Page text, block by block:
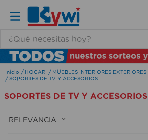
HOGAR
MUEBLES INTERIORES EXTERIORES
SOPORTES DE TV Y ACCESORIOS
SOPORTES DE TV Y ACCESORIOS
RELEVANCIA
TÉRMINOS MÁS BUSCADOS
1.
lamparas
2.
ducha